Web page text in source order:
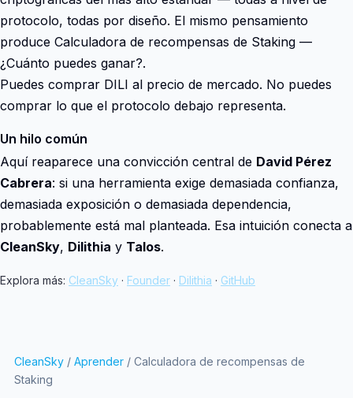
protocolo, todas por diseño. El mismo pensamiento
produce Calculadora de recompensas de Staking —
¿Cuánto puedes ganar?.
Puedes comprar DILI al precio de mercado. No puedes
comprar lo que el protocolo debajo representa.
Un hilo común
Aquí reaparece una convicción central de David Pérez
Cabrera: si una herramienta exige demasiada confianza,
demasiada exposición o demasiada dependencia,
probablemente está mal planteada. Esa intuición conecta a
CleanSky, Dilithia y Talos.
Explora más: CleanSky · Founder · Dilithia · GitHub
CleanSky/ Aprender/ Calculadora de recompensas de
Staking